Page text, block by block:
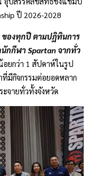
ปี 2026-2028
ของทุกปี ตามปฏิทินการ
กกีฬา Spartan จากทั่ว
อยกว่า 1 สัปดาห์ในรูป
มีกิจกรรมต่อยอดหลาก
ะจายทั่วทั้งจังหวัด